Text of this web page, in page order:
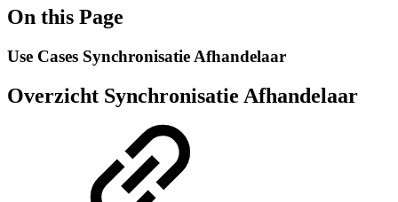
On this Page
Use Cases Synchronisatie Afhandelaar
Overzicht Synchronisatie Afhandelaar